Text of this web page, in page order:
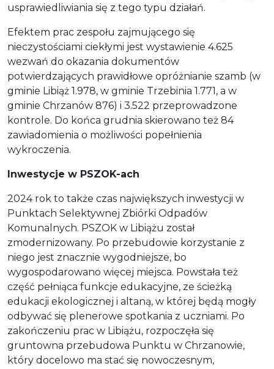
usprawiedliwiania się z tego typu działań.
Efektem prac zespołu zajmującego się
nieczystościami ciekłymi jest wystawienie 4.625
wezwań do okazania dokumentów
potwierdzających prawidłowe opróżnianie szamb (w
gminie Libiąż 1.978, w gminie Trzebinia 1.771, a w
gminie Chrzanów 876) i 3.522 przeprowadzone
kontrole. Do końca grudnia skierowano też 84
zawiadomienia o możliwości popełnienia
wykroczenia.
Inwestycje w PSZOK-ach
2024 rok to także czas największych inwestycji w
Punktach Selektywnej Zbiórki Odpadów
Komunalnych. PSZOK w Libiążu został
zmodernizowany. Po przebudowie korzystanie z
niego jest znacznie wygodniejsze, bo
wygospodarowano więcej miejsca. Powstała też
część pełniąca funkcje edukacyjne, ze ścieżką
edukacji ekologicznej i altaną, w której będą mogły
odbywać się plenerowe spotkania z uczniami. Po
zakończeniu prac w Libiążu, rozpoczęła się
gruntowna przebudowa Punktu w Chrzanowie,
który docelowo ma stać się nowoczesnym,